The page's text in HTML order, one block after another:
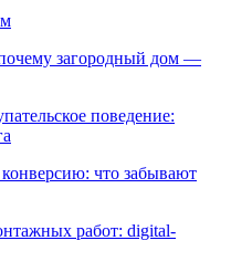
загородный дом —
поведение:
что забывают
работ: digital-